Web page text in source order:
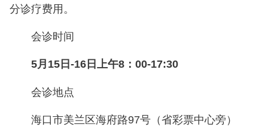
分诊疗费用。
会诊时间
5月15日-16日上午8：00-17:30
会诊地点
海口市美兰区海府路97号（省彩票中心旁）